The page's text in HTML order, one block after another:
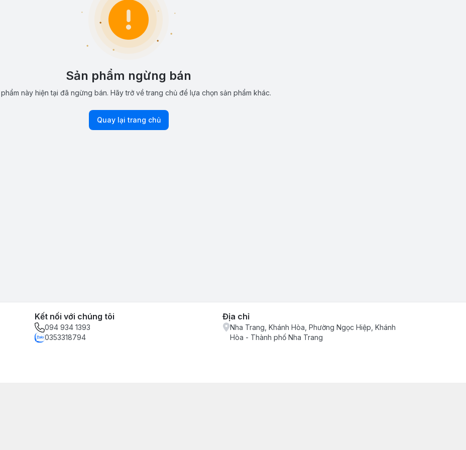
Sản phẩm ngừng bán
này hiện tại đã ngừng bán. Hãy trở về trang chủ để lựa chọn sản phẩm khác.
Quay lại trang chủ
Kết nối với chúng tôi
094 934 1393
0353318794
Địa chỉ
Nha Trang, Khánh Hòa, Phường Ngọc Hiệp, Khánh
Hòa - Thành phố Nha Trang